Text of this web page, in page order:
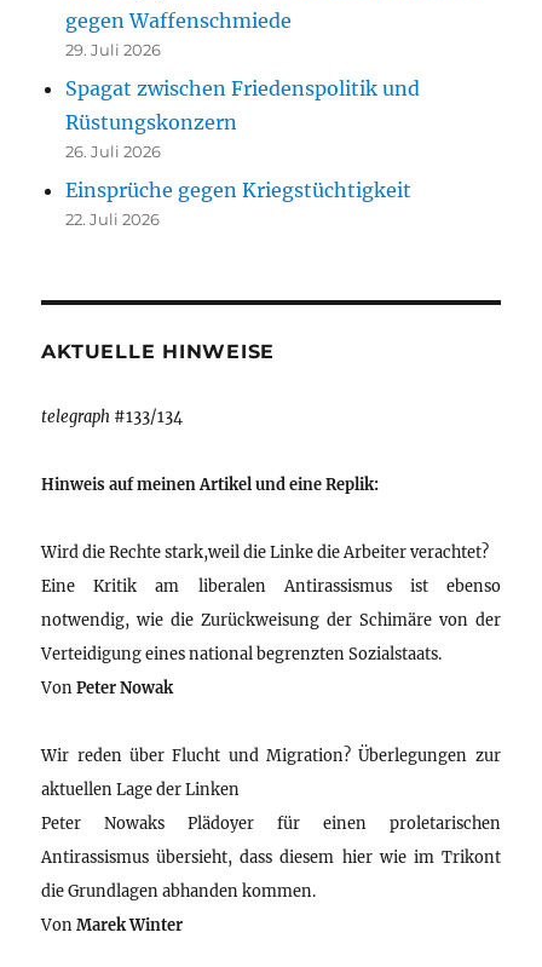
gegen Waffenschmiede
29. Juli 2026
Spagat zwischen Friedenspolitik und
Rüstungskonzern
26. Juli 2026
Einsprüche gegen Kriegstüchtigkeit
22. Juli 2026
AKTUELLE HINWEISE
telegraph #133/134
Hinweis auf meinen Artikel und eine Replik:
Wird die Rechte stark,weil die Linke die Arbeiter verachtet?
Eine Kritik am liberalen Antirassismus ist ebenso
notwendig, wie die Zurückweisung der Schimäre von der
Verteidigung eines national begrenzten Sozialstaats.
VonPeter Nowak
Wir reden über Flucht und Migration? Überlegungen zur
aktuellen Lage der Linken
Peter Nowaks Plädoyer für einen proletarischen
Antirassismus übersieht, dass diesem hier wie im Trikont
die Grundlagen abhanden kommen.
VonMarek Winter